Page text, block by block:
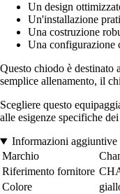
Un design
Un'installazione
Una costruzione
Una configurazione
Questo chiodo è destinato
semplice allenamento, il
Scegliere questo
alle esigenze specifiche
Informazioni aggiuntive
Marchio
Riferimento fornitore
Colore